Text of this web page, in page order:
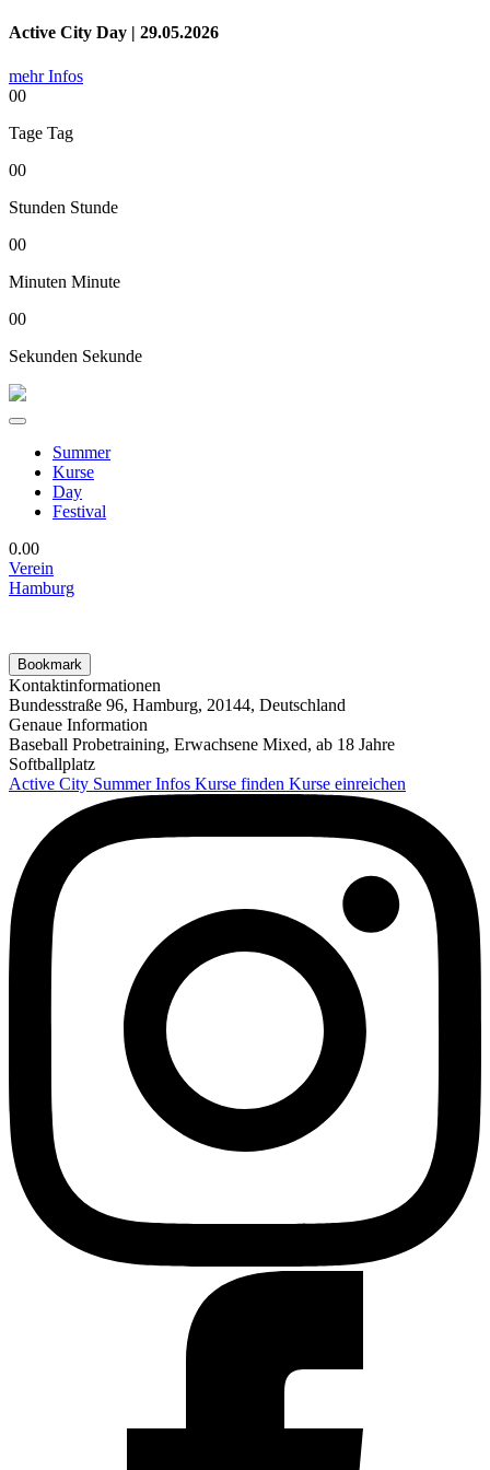
Active City Day | 29.05.2026
mehr Infos
00
Tage Tag
00
Stunden Stunde
00
Minuten Minute
00
Sekunden Sekunde
Summer
Kurse
Day
Festival
0.00
Verein
Hamburg
Bookmark
Kontaktinformationen
Bundesstraße 96, Hamburg, 20144, Deutschland
Genaue Information
Baseball Probetraining, Erwachsene Mixed, ab 18 Jahre
Softballplatz
Active City SummerInfos Kurse finden Kurse einreichen